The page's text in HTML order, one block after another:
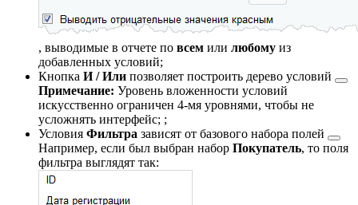
, выводимые в отчете по всем или любому из
добавленных условий;
Кнопка И / Или позволяет построить дерево условий
Примечание: Уровень вложенности условий
искусственно ограничен 4-мя уровнями, чтобы не
усложнять интерфейс; ;
Условия Фильтра зависят от базового набора полей
Например, если был выбран набор Покупатель, то поля
фильтра выглядят так: